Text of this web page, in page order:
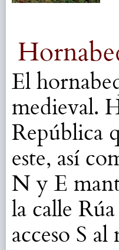
El
medieval.
República
este, así
N y E
la calle
acceso S al